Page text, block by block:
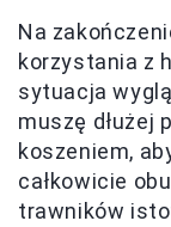
Na
korzystania z
sytuacja
muszę dłużej
koszeniem,
całkowicie
trawników